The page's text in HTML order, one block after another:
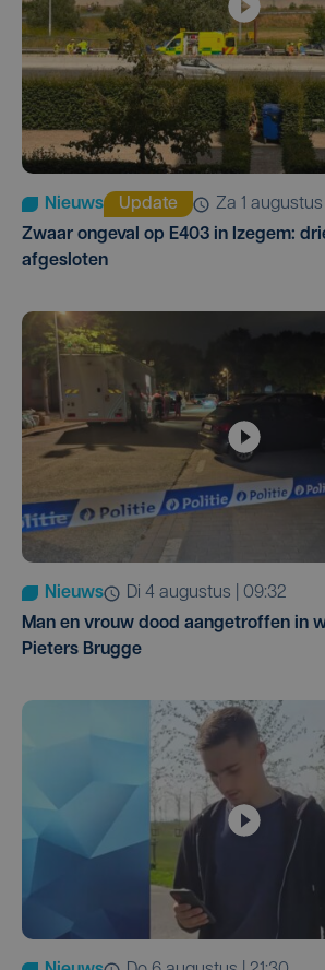
Nieuws Update
za 1 augustus
Zwaar ongeval op E403 in Izegem:
afgesloten
Nieuws
di 4 augustus | 09:32
Man en vrouw dood aangetroffen in
Pieters Brugge